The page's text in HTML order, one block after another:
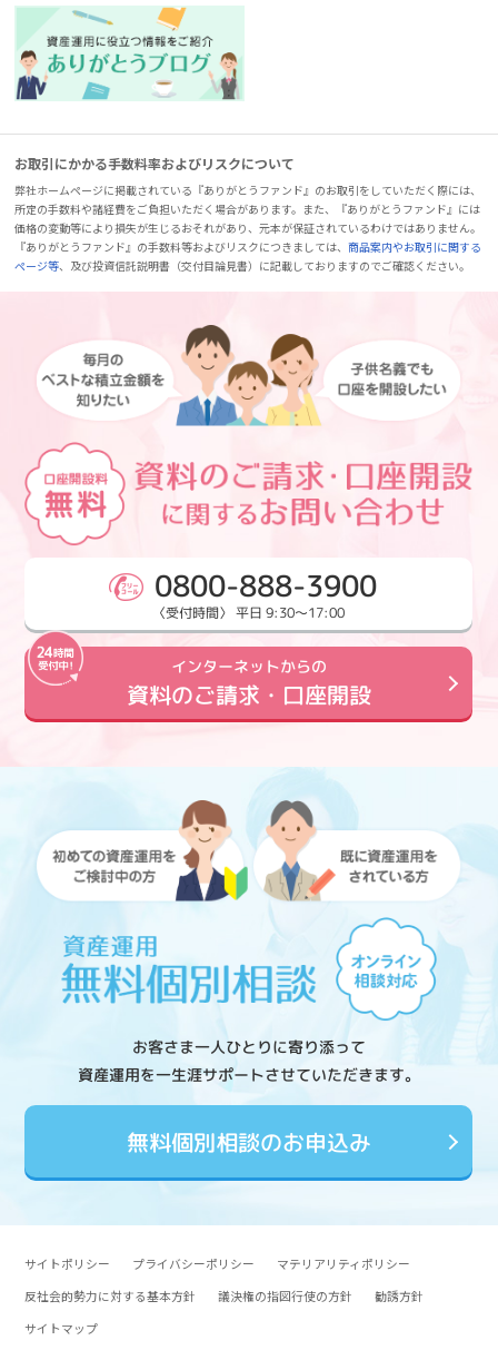
お取引にかかる手数料率およびリスクについて
弊社ホームページに掲載されている『ありがとうファンド』のお取引をしていただく際には、
所定の手数料や諸経費をご負担いただく場合があります。また、『ありがとうファンド』には
価格の変動等により損失が生じるおそれがあり、元本が保証されているわけではありません。
『ありがとうファンド』の手数料等およびリスクにつきましては、商品案内やお取引に関する
ページ等、及び投資信託説明書（交付目論見書）に記載しておりますのでご確認ください。
0800-888-3900
〈受付時間〉 平日 9:30～17:00
インターネットからの
資料のご請求・口座開設
お客さま一人ひとりに寄り添って
資産運用を一生涯サポートさせていただきます。
無料個別相談のお申込み
サイトポリシー プライバシーポリシー
マテリアリティポリシー
反社会的勢力に対する基本方針
議決権の指図行使の方針
勧誘方針
サイトマップ